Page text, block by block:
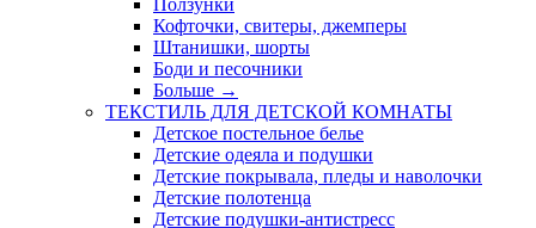
Ползунки
Кофточки, свитеры, джемперы
Штанишки, шорты
Боди и песочники
Больше →
ТЕКСТИЛЬ ДЛЯ ДЕТСКОЙ КОМНАТЫ
Детское постельное белье
Детские одеяла и подушки
Детские покрывала, пледы и наволочки
Детские полотенца
Детские подушки-антистресс